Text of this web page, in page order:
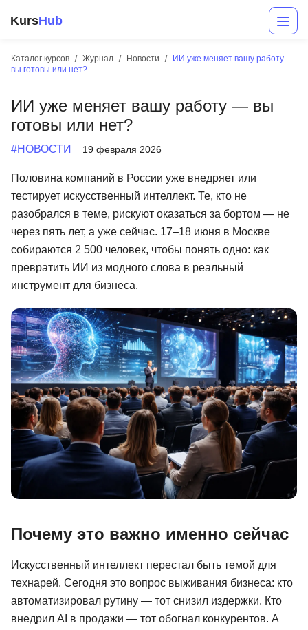
KursHub
Каталог курсов Журнал Новости
ИИ уже меняет вашу работу —
вы готовы или нет?
ИИ уже меняет вашу работу — вы
готовы или нет?
#НОВОСТИ 19 февраля 2026
Половина компаний в России уже внедряет или
тестирует искусственный интеллект. Те, кто не
разобрался в теме, рискуют оказаться за бортом — не
через пять лет, а уже сейчас. 17–18 июня в Москве
собираются 2 500 человек, чтобы понять одно: как
превратить ИИ из модного слова в реальный
инструмент для бизнеса.
Почему это важно именно сейчас
Искусственный интеллект перестал быть темой для
технарей. Сегодня это вопрос выживания бизнеса: кто
автоматизировал рутину — тот снизил издержки. Кто
внедрил AI в продажи — тот обогнал конкурентов. А
Маркетинг
Дизайн
Аналитика
Иностранные языки
Soft Skills
ДПО
Детям
Акции и промокоды
Рейтинг онлайн-школ